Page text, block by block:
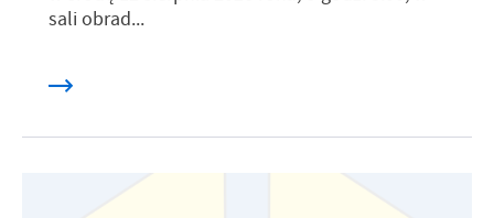
sali obrad...